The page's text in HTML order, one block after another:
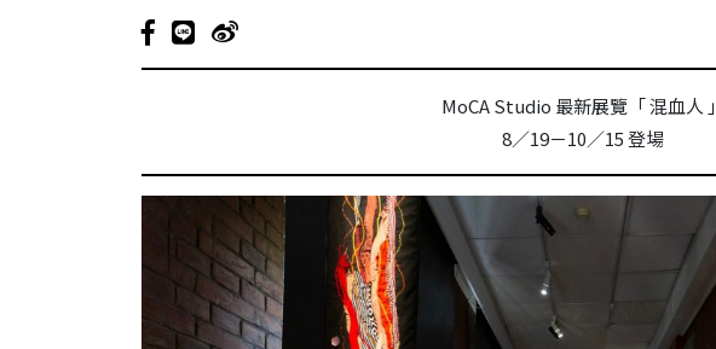
MoCA Studio 最新展覽「 混血人 」
8／19－10／15 登場